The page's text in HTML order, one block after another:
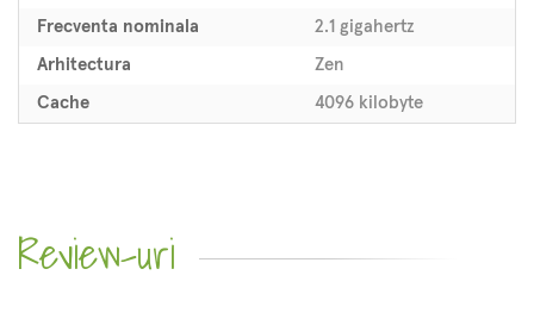
Frecventa nominala 2.1 gigahertz
Arhitectura Zen
Cache 4096 kilobyte
Review-uri